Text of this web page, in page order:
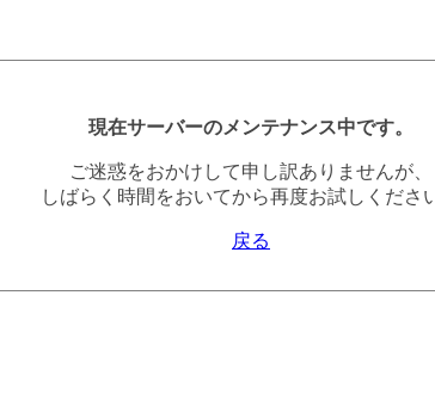
現在サーバーのメンテナンス中です。
ご迷惑をおかけして申し訳ありませんが、
しばらく時間をおいてから再度お試しくださ
戻る